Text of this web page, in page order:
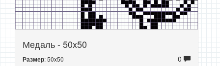
Медаль - 50x50
Размер: 50x50
0